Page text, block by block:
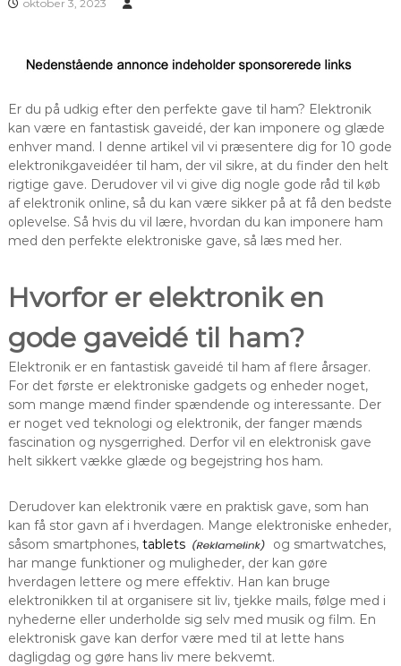
oktober 3, 2023
Er du på udkig efter den perfekte gave til ham? Elektronik
kan være en fantastisk gaveidé, der kan imponere og glæde
enhver mand. I denne artikel vil vi præsentere dig for 10 gode
elektronikgaveidéer til ham, der vil sikre, at du finder den helt
rigtige gave. Derudover vil vi give dig nogle gode råd til køb
af elektronik online, så du kan være sikker på at få den bedste
oplevelse. Så hvis du vil lære, hvordan du kan imponere ham
med den perfekte elektroniske gave, så læs med her.
Hvorfor er elektronik en
gode gaveidé til ham?
Elektronik er en fantastisk gaveidé til ham af flere årsager.
For det første er elektroniske gadgets og enheder noget,
som mange mænd finder spændende og interessante. Der
er noget ved teknologi og elektronik, der fanger mænds
fascination og nysgerrighed. Derfor vil en elektronisk gave
helt sikkert vække glæde og begejstring hos ham.
Derudover kan elektronik være en praktisk gave, som han
kan få stor gavn af i hverdagen. Mange elektroniske enheder,
såsom smartphones, tablets
og smartwatches,
har mange funktioner og muligheder, der kan gøre
hverdagen lettere og mere effektiv. Han kan bruge
elektronikken til at organisere sit liv, tjekke mails, følge med i
nyhederne eller underholde sig selv med musik og film. En
elektronisk gave kan derfor være med til at lette hans
dagligdag og gøre hans liv mere bekvemt.